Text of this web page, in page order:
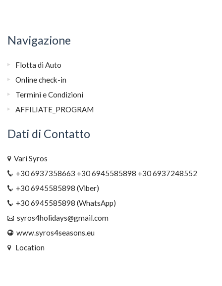
Navigazione
Flotta di Auto
Online check-in
Termini e Condizioni
AFFILIATE_PROGRAM
Dati di Contatto
Vari Syros
+30 6937358663 +30 6945585898 +30 6937248552
+30 6945585898 (Viber)
+30 6945585898 (WhatsApp)
syros4holidays@gmail.com
www.syros4seasons.eu
Location